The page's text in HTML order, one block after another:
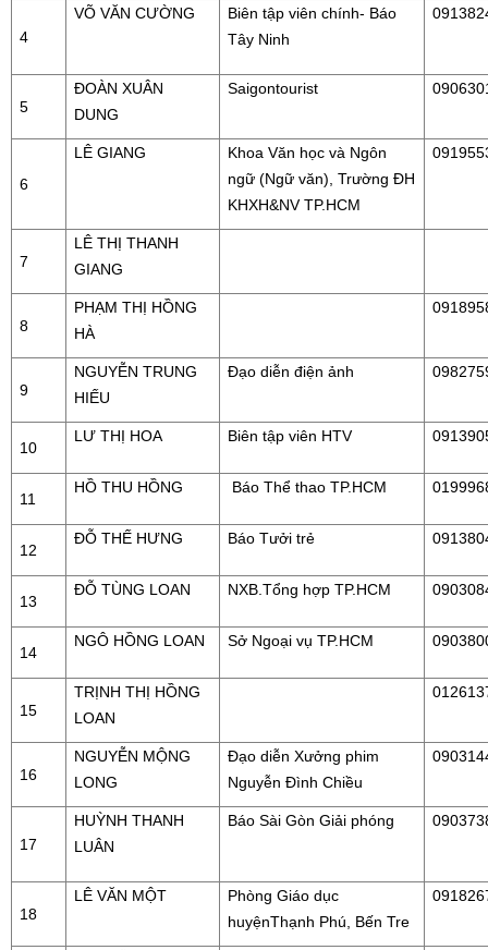
4
VÕ VĂN CƯỜNG
Biên tập viên chính- Báo
Tây Ninh
5
ĐOÀN XUÂN
DUNG
Saigontourist
6
LÊ GIANG
Khoa Văn học và Ngôn
ngữ (Ngữ văn), Trường ĐH
KHXH&NV TP.HCM
7
LÊ THỊ THANH
GIANG
8
PHẠM THỊ HỒNG
HÀ
9
NGUYỄN TRUNG
HIẾU
Đạo diễn điện ảnh
10
LƯ THỊ HOA Biên tập viên HTV
11
HỒ THU HỒNG Báo Thể thao TP.HCM
12
ĐỖ THẾ HƯNG Báo Tưởi trẻ
13
ĐỖ TÙNG LOAN NXB.Tổng hợp TP.HCM
14
NGÔ HỒNG LOAN Sở Ngoại vụ TP.HCM
15
TRỊNH THỊ HỒNG
LOAN
16
NGUYỄN MỘNG
LONG
Đạo diễn Xưởng phim
Nguyễn Đình Chiều
17
HUỲNH THANH
LUÂN
Báo Sài Gòn Giải phóng
18
LÊ VĂN MỘT
Phòng Giáo dục
huyệnThạnh Phú, Bến Tre